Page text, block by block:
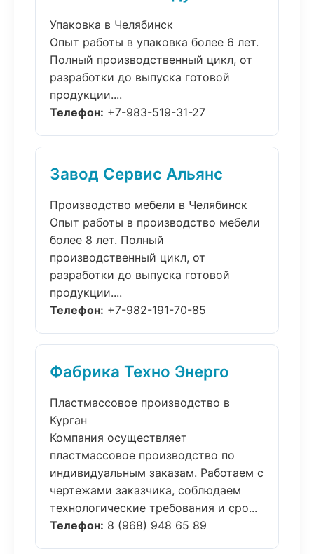
Упаковка в Челябинск
Опыт работы в упаковка более 6 лет.
Полный производственный цикл, от
разработки до выпуска готовой
продукции....
Телефон: +7-983-519-31-27
Завод Сервис Альянс
Производство мебели в Челябинск
Опыт работы в производство мебели
более 8 лет. Полный
производственный цикл, от
разработки до выпуска готовой
продукции....
Телефон: +7-982-191-70-85
Фабрика Техно Энерго
Пластмассовое производство в
Курган
Компания осуществляет
пластмассовое производство по
индивидуальным заказам. Работаем с
чертежами заказчика, соблюдаем
технологические требования и сро...
Телефон: 8 (968) 948 65 89